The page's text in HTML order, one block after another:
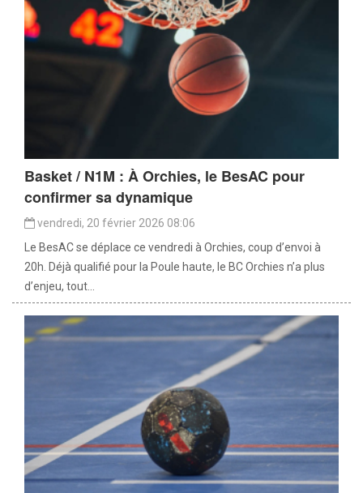
Basket / N1M : À Orchies, le BesAC pour
confirmer sa dynamique
vendredi, 20 février 2026 08:06
Le BesAC se déplace ce vendredi à Orchies, coup d’envoi à
20h. Déjà qualifié pour la Poule haute, le BC Orchies n’a plus
d’enjeu, tout...